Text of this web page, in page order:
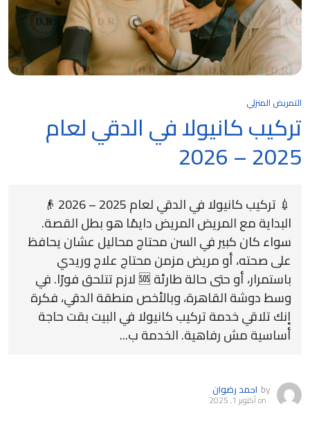
التمريض المنزلي
تركيب كانيولا في الدقي لعام
2025 – 2026
💉 تركيب كانيولا في الدقي لعام 2025 – 2026 👴
البداية مع المريض المريض دايمًا هو بطل القصة.
سواء كان كبير في السن محتاج محاليل عشان يحافظ
على صحته، أو مريض مزمن محتاج علاج وريدي
باستمرار، أو حتى حالة طارئة 🆘 لازم تتلحق فورًا. في
وسط دوشة القاهرة، وبالأخص منطقة الدقي، فكرة
إنك تلاقي خدمة تركيب كانيولا في البيت بقت حاجة
أساسية مش رفاهية. الخدمة ب...
by احمد رضوان
onأكتوبر 1, 2025